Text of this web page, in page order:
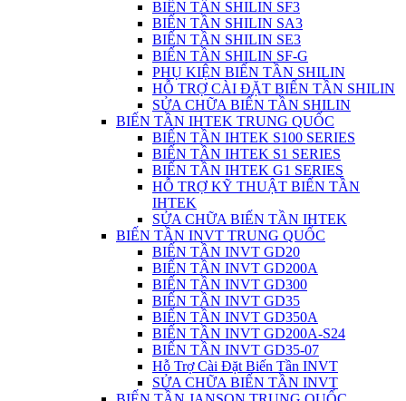
BIẾN TẦN SHILIN SF3
BIẾN TẦN SHILIN SA3
BIẾN TẦN SHILIN SE3
BIẾN TẦN SHILIN SF-G
PHỤ KIỆN BIẾN TẦN SHILIN
HỖ TRỢ CÀI ĐẶT BIẾN TẦN SHILIN
SỬA CHỮA BIẾN TẦN SHILIN
BIẾN TẦN IHTEK TRUNG QUỐC
BIẾN TẦN IHTEK S100 SERIES
BIẾN TẦN IHTEK S1 SERIES
BIẾN TẦN IHTEK G1 SERIES
HỖ TRỢ KỸ THUẬT BIẾN TẦN
IHTEK
SỬA CHỮA BIẾN TẦN IHTEK
BIẾN TẦN INVT TRUNG QUỐC
BIẾN TẦN INVT GD20
BIẾN TẦN INVT GD200A
BIẾN TẦN INVT GD300
BIẾN TẦN INVT GD35
BIẾN TẦN INVT GD350A
BIẾN TẦN INVT GD200A-S24
BIẾN TẦN INVT GD35-07
Hỗ Trợ Cài Đặt Biến Tần INVT
SỬA CHỮA BIẾN TẦN INVT